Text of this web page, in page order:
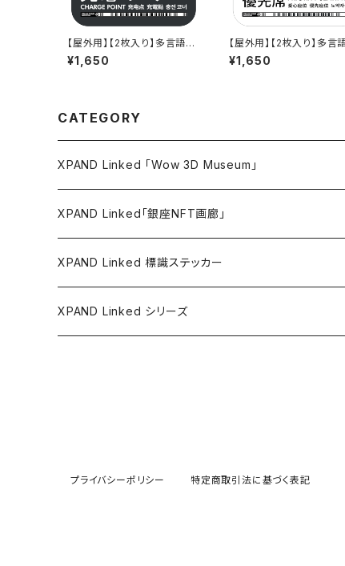
【屋外用】【2枚入り】多言語標
識「充電コーナー」- 150x150
mm/5言語/新JIS対応/スマ
¥1,650
【屋外用】【2枚入り】多言
識「優先席（白）」-
mm/5言語/新JIS対応/屋
¥1,650
CATEGORY
XPAND Linked 「Wow 3D Museum」
ウォールステッカー
バリューステッカー
マグネットステッカー
XPAND Linked「銀座NFT画廊」
XPAND Linked 標識ステッカー
XPAND Linked シリーズ
プライバシーポリシー 特定商取引法に基づく表記